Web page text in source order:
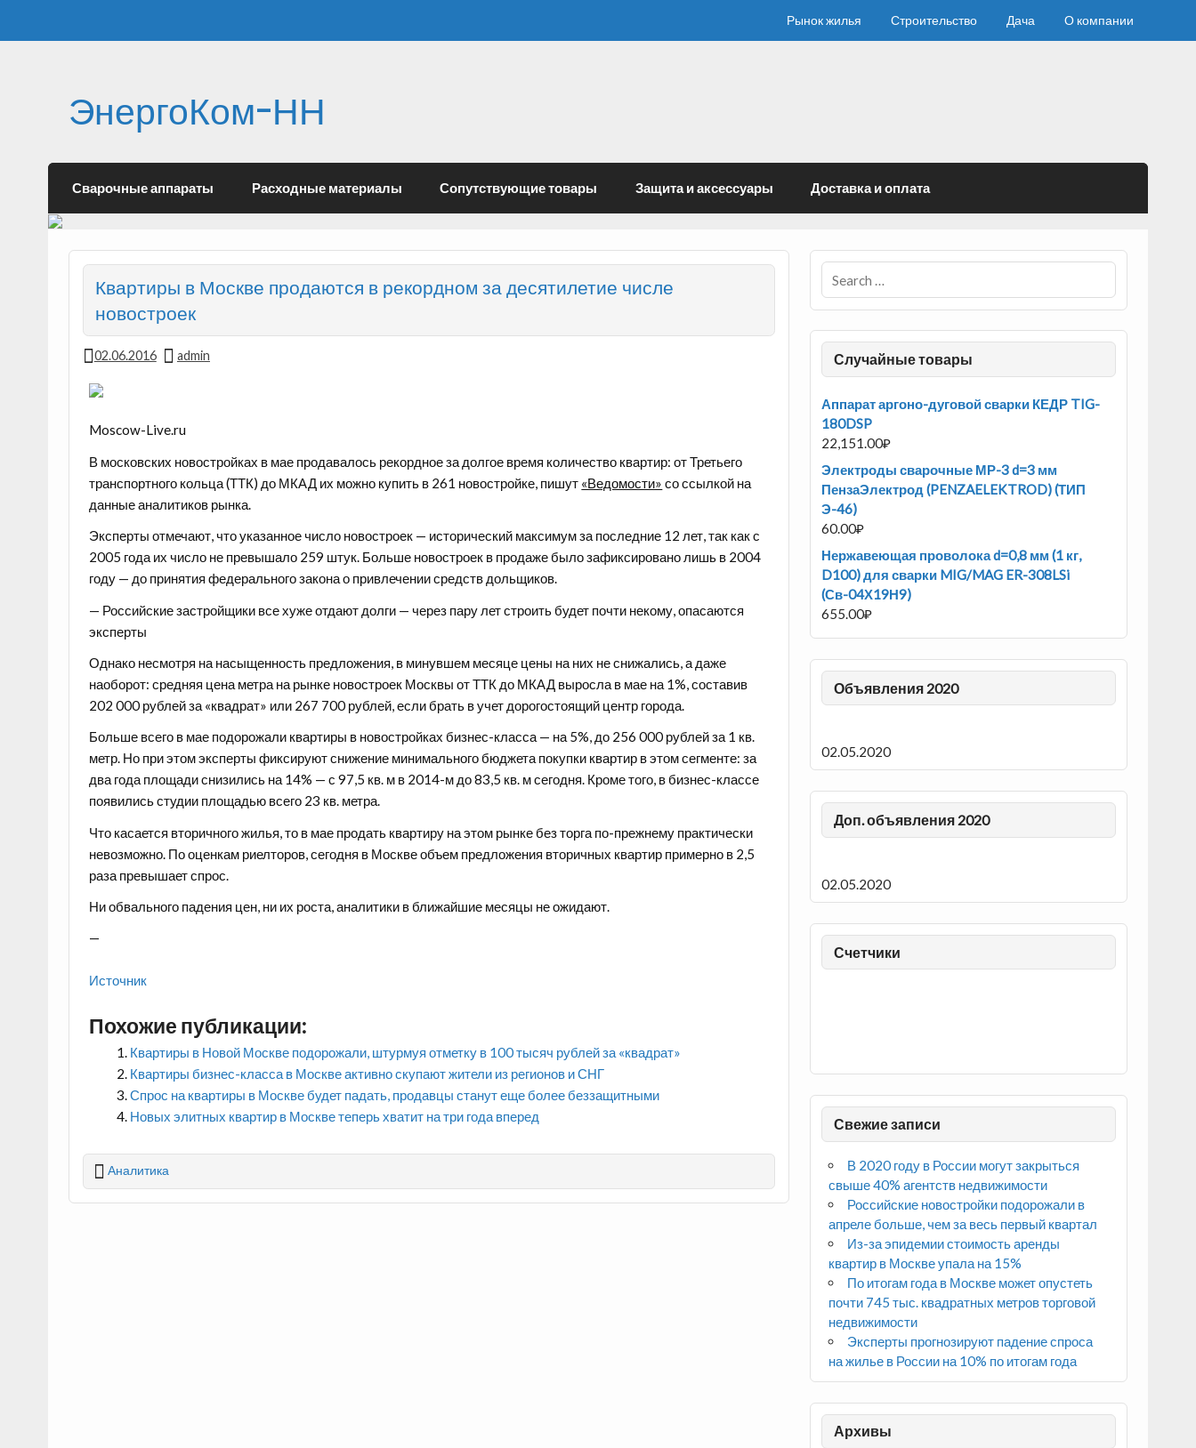
Рынок жилья Строительство Дача О компании
ЭнергоКом-НН
Сварочные аппараты Расходные материалы Сопутствующие товары Защита и аксессуары Доставка и оплата
Квартиры в Москве продаются в рекордном за десятилетие числе
новостроек
02.06.2016 admin
Moscow-Live.ru
В московских новостройках в мае продавалось рекордное за долгое время количество квартир: от Третьего
транспортного кольца (ТТК) до МКАД их можно купить в 261 новостройке, пишут «Ведомости» со ссылкой на
данные аналитиков рынка.
Эксперты отмечают, чтоуказанное число новостроек — исторический максимум за последние 12 лет, так как с
2005 года их число не превышало 259 штук. Больше новостроек в продаже было зафиксировано лишь в 2004
году — до принятия федерального закона о привлечении средств дольщиков.
— Российские застройщики все хуже отдают долги — через пару лет строить будет почти некому, опасаются
эксперты
Однако несмотря на насыщенность предложения, в минувшем месяце цены на них не снижались, а даже
наоборот: средняя цена метра на рынке новостроек Москвы от ТТК до МКАД выросла в мае на 1%, составив
202 000 рублей за «квадрат» или 267 700 рублей, если брать в учет дорогостоящий центр города.
Больше всего в мае подорожали квартиры в новостройках бизнес-класса — на 5%, до 256 000 рублей за 1 кв.
метр. Но при этом эксперты фиксируют снижение минимального бюджета покупки квартир в этом сегменте: за
два года площади снизились на 14% — с 97,5 кв. м в 2014-м до 83,5 кв. м сегодня. Кроме того, в бизнес-классе
появились студии площадью всего 23 кв. метра.
Что касается вторичного жилья, то в мае продать квартиру на этом рынке без торга по-прежнему практически
невозможно. По оценкам риелторов, сегодня в Москве объем предложения вторичных квартир примерно в 2,5
раза превышает спрос.
Ни обвального падения цен, ни их роста, аналитики в ближайшие месяцы не ожидают.
—
Источник
Похожие публикации:
Квартиры в Новой Москве подорожали, штурмуя отметку в 100 тысяч рублей за «квадрат»
Квартиры бизнес-класса в Москве активно скупают жители из регионов и СНГ
Спрос на квартиры в Москве будет падать, продавцы станут еще более беззащитными
Новых элитных квартир в Москве теперь хватит на три года вперед
Аналитика
Случайные товары
Аппарат аргоно-дуговой сварки КЕДР TIG-
180DSP
22,151.00₽
Электроды сварочные МР-3 d=3 мм
ПензаЭлектрод (PENZAELEKTROD) (ТИП
Э-46)
60.00₽
Нержавеющая проволока d=0,8 мм (1 кг,
D100) для сварки MIG/MAG ER-308LSi
(Св-04Х19Н9)
655.00₽
Объявления 2020
02.05.2020
Доп. объявления 2020
02.05.2020
Счетчики
Свежие записи
В 2020 году в России могут закрыться
свыше 40% агентств недвижимости
Российские новостройки подорожали в
апреле больше, чем за весь первый квартал
Из-за эпидемии стоимость аренды
квартир в Москве упала на 15%
По итогам года в Москве может опустеть
почти 745 тыс. квадратных метров торговой
недвижимости
Эксперты прогнозируют падение спроса
на жилье в России на 10% по итогам года
Архивы